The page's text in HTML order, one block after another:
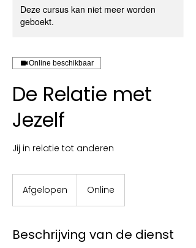
Deze cursus kan niet meer worden
geboekt.
Online beschikbaar
De Relatie met
Jezelf
Jij in relatie tot anderen
Afgelopen
l
Online
Beschrijving van de dienst